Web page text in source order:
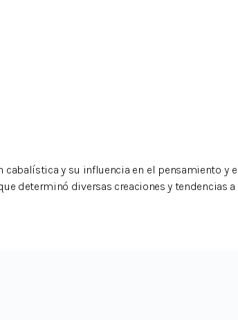
y su influencia en el pensamiento y
determinó diversas creaciones y tendencias